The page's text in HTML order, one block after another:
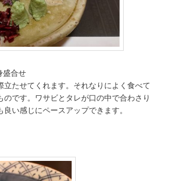
盛合せ
たせてくれます。それなりによく食べて
のです。ワサビとタレが口の中で合わさり
い感じにペースアップできます。